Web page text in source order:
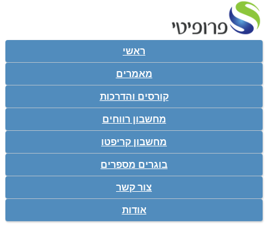
ראשי
מאמרים
קורסים והדרכות
מחשבון רווחים
מחשבון קריפטו
בוגרים מספרים
צור קשר
אודות